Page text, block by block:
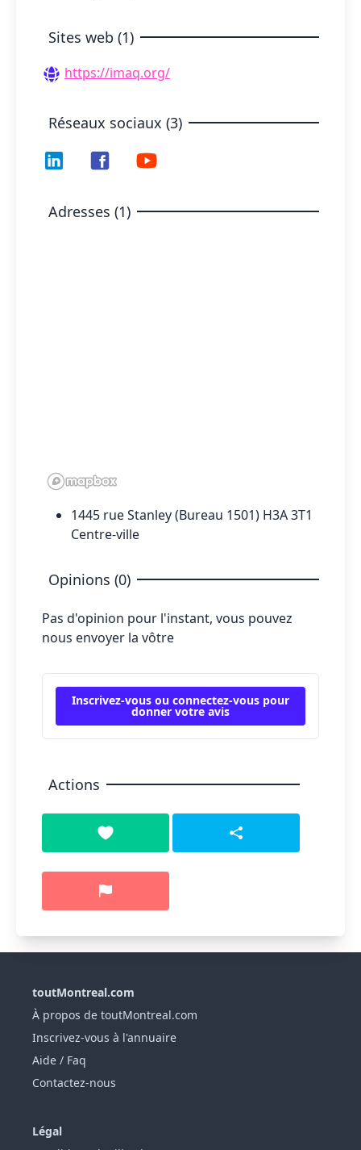
Sites web (1)
https://imaq.org/
Réseaux sociaux (3)
Adresses (1)
1445 rue Stanley (Bureau 1501) H3A 3T1
Centre-ville
Opinions (0)
Pas d'opinion pour l'instant, vous pouvez
nous envoyer la vôtre
Inscrivez-vous ou connectez-vous pour
donner votre avis
Actions
toutMontreal.com
À propos de toutMontreal.com
Inscrivez-vous à l'annuaire
Aide / Faq
Contactez-nous
Légal